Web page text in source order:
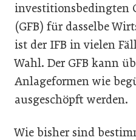
investitionsbedingten
(GFB) für dasselbe
ist der IFB in vielen
Wahl. Der GFB kann
Anlageformen wie
ausgeschöpft werden.
Wie bisher sind